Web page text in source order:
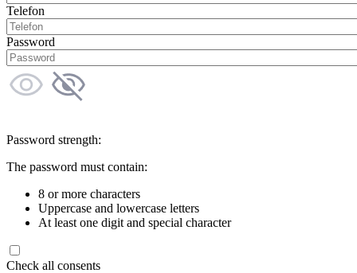
Telefon
Password
Password strength:
The password must contain:
8 or more characters
Uppercase and lowercase letters
At least one digit and special character
Check all consents